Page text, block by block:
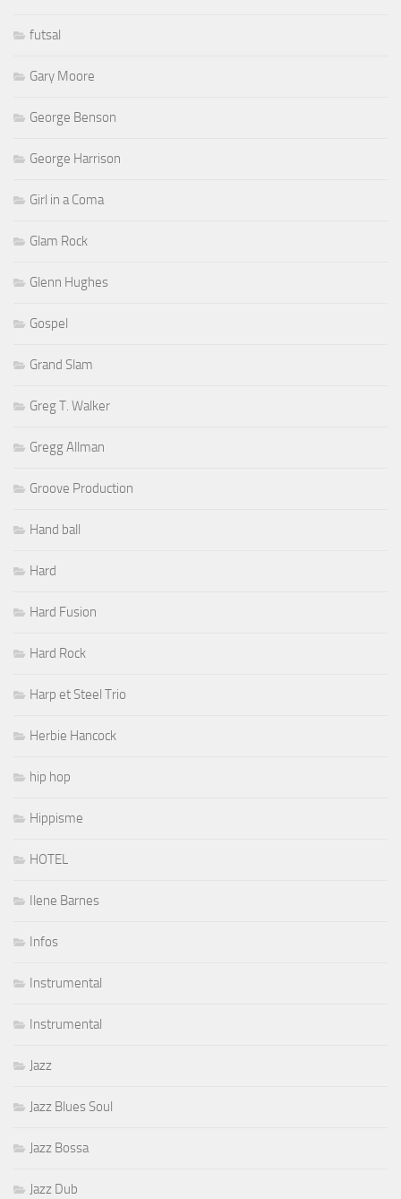
futsal
Gary Moore
George Benson
George Harrison
Girl in a Coma
Glam Rock
Glenn Hughes
Gospel
Grand Slam
Greg T. Walker
Gregg Allman
Groove Production
Hand ball
Hard
Hard Fusion
Hard Rock
Harp et Steel Trio
Herbie Hancock
hip hop
Hippisme
HOTEL
Ilene Barnes
Infos
Instrumental
Instrumental
Jazz
Jazz Blues Soul
Jazz Bossa
Jazz Dub